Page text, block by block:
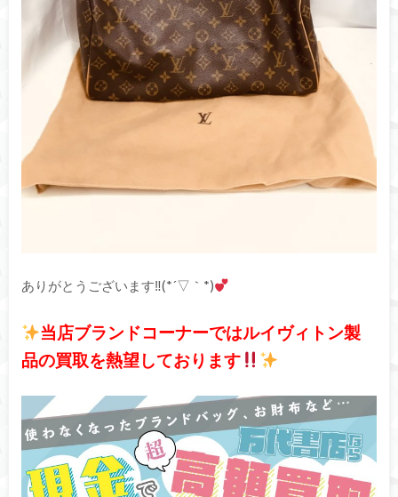
ありがとうございます‼(*´▽｀*)
当店ブランドコーナーではルイヴィトン製
品の買取を熱望しております